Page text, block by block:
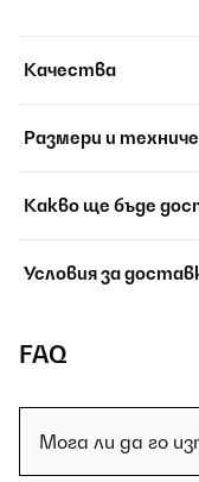
Качества
Размери и
Какво ще бъде
Условия за
FAQ
Мога ли да го